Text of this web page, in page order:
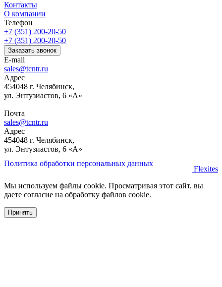
Контакты
О компании
Телефон
+7 (351) 200-20-50
+7 (351) 200-20-50
Заказать звонок
E-mail
sales@tcntr.ru
Адрес
454048 г. Челябинск,
ул. Энтузиастов, 6 «А»
Почта
sales@tcntr.ru
Адрес
454048 г. Челябинск,
ул. Энтузиастов, 6 «А»
Политика обработки персональных данных
Flexites
Мы используем файлы cookie. Просматривая этот сайт, вы
даете согласие на обработку файлов cookie.
Принять